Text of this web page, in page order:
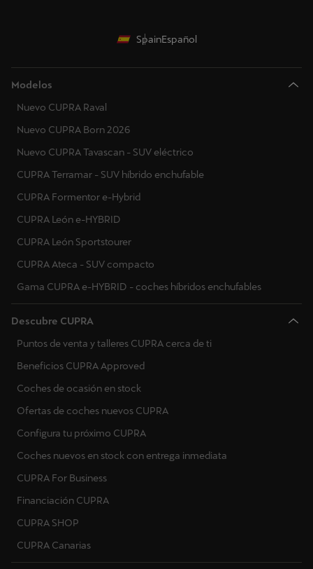
SpainEspañol
Modelos
Nuevo CUPRA Raval
Nuevo CUPRA Born 2026
Nuevo CUPRA Tavascan - SUV eléctrico
CUPRA Terramar - SUV híbrido enchufable
CUPRA Formentor e-Hybrid
CUPRA León e-HYBRID
CUPRA León Sportstourer
CUPRA Ateca - SUV compacto
Gama CUPRA e-HYBRID - coches híbridos enchufables
Descubre CUPRA
Puntos de venta y talleres CUPRA cerca de ti
Beneficios CUPRA Approved
Coches de ocasión en stock
Ofertas de coches nuevos CUPRA
Configura tu próximo CUPRA
Coches nuevos en stock con entrega inmediata
CUPRA For Business
Financiación CUPRA
CUPRA SHOP
CUPRA Canarias